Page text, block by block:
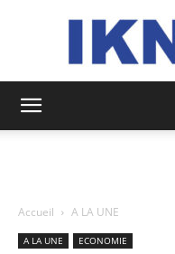
Accueil A LA UNE
A LA UNE ECONOMIE